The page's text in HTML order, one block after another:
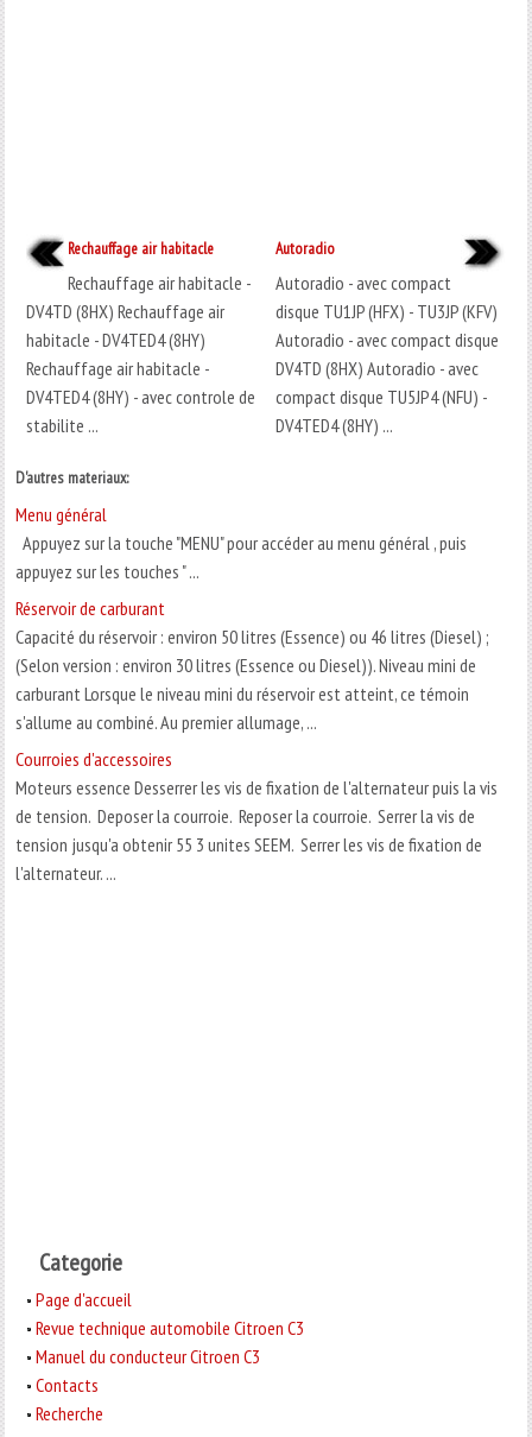
Rechauffage air habitacle
Rechauffage air habitacle -
DV4TD (8HX) Rechauffage air
habitacle - DV4TED4 (8HY)
Rechauffage air habitacle -
DV4TED4 (8HY) - avec controle de
stabilite ...
Autoradio
Autoradio - avec compact
disque TU1JP (HFX) - TU3JP (KFV)
Autoradio - avec compact disque
DV4TD (8HX) Autoradio - avec
compact disque TU5JP4 (NFU) -
DV4TED4 (8HY) ...
D'autres materiaux:
Menu général
Appuyez sur la touche "MENU" pour accéder au menu général , puis
appuyez sur les touches " ...
Réservoir de carburant
Capacité du réservoir : environ 50 litres (Essence) ou 46 litres (Diesel) ;
(Selon version : environ 30 litres (Essence ou Diesel)). Niveau mini de
carburant Lorsque le niveau mini du réservoir est atteint, ce témoin
s'allume au combiné. Au premier allumage, ...
Courroies d'accessoires
Moteurs essence Desserrer les vis de fixation de l'alternateur puis la vis
de tension. Deposer la courroie. Reposer la courroie. Serrer la vis de
tension jusqu'a obtenir 55 3 unites SEEM. Serrer les vis de fixation de
l'alternateur. ...
Categorie
Page d'accueil
Revue technique automobile Citroen C3
Manuel du conducteur Citroen C3
Contacts
Recherche